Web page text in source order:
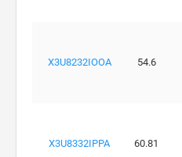
X3U8232IOOA 54.6
X3U8332IPPA 60.81